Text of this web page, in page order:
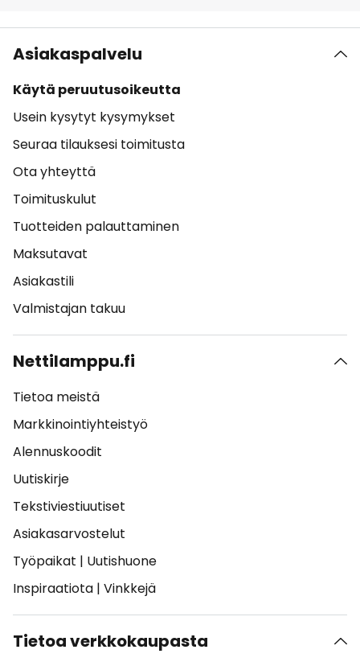
Asiakaspalvelu
Käytä peruutusoikeutta
Usein kysytyt kysymykset
Seuraa tilauksesi toimitusta
Ota yhteyttä
Toimituskulut
Tuotteiden palauttaminen
Maksutavat
Asiakastili
Valmistajan takuu
Nettilamppu.fi
Tietoa meistä
Markkinointiyhteistyö
Alennuskoodit
Uutiskirje
Tekstiviestiuutiset
Asiakasarvostelut
Työpaikat | Uutishuone
Inspiraatiota | Vinkkejä
Tietoa verkkokaupasta